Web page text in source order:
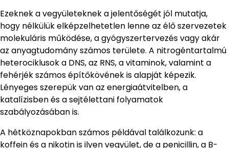
Ezeknek a vegyületeknek a jelentőségét jól mutatja,
hogy nélkülük elképzelhetetlen lenne az élő szervezetek
molekuláris működése, a gyógyszertervezés vagy akár
az anyagtudomány számos területe. A nitrogéntartalmú
heterociklusok a DNS, az RNS, a vitaminok, valamint a
fehérjék számos építőkövének is alapját képezik.
Lényeges szerepük van az energiaátvitelben, a
katalízisben és a sejtélettani folyamatok
szabályozásában is.
A hétköznapokban számos példával találkozunk: a
koffein és a nikotin is ilyen vegyület, de a penicillin, a B-